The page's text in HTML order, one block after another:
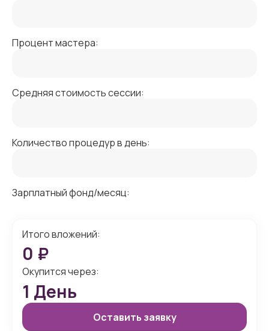
Процент мастера:
Средняя стоимость сессии:
Количество процедур в день:
Зарплатный фонд/месяц:
Итого вложений:
0 ₽
Окупится через:
1 День
Оставить заявку